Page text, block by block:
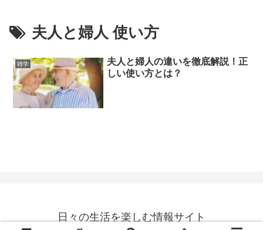
夫人と婦人 使い方
雑学
夫人と婦人の違いを徹底解説！正
しい使い方とは？
日々の生活を楽しむ情報サイト